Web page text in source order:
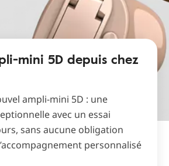
mini 5D depuis chez
ampli-mini 5D : une
avec un essai
sans aucune obligation
personnalisé